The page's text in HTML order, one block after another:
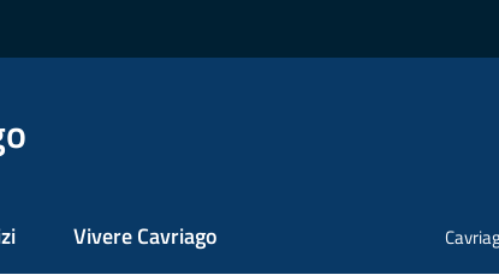
Vivere Cavriago